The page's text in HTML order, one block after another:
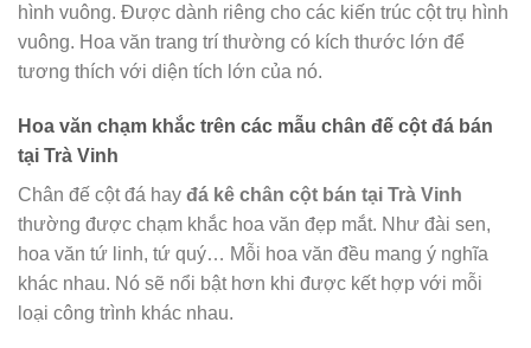
hình vuông. Được dành riêng cho các kiến trúc cột trụ hình
vuông. Hoa văn trang trí thường có kích thước lớn để
tương thích với diện tích lớn của nó.
Hoa văn chạm khắc trên các mẫu chân đế cột đá bán
tại Trà Vinh
Chân đế cột đá hay đá kê chân cột bán tại Trà Vinh
thường được chạm khắc hoa văn đẹp mắt. Như đài sen,
hoa văn tứ linh, tứ quý… Mỗi hoa văn đều mang ý nghĩa
khác nhau. Nó sẽ nổi bật hơn khi được kết hợp với mỗi
loại công trình khác nhau.